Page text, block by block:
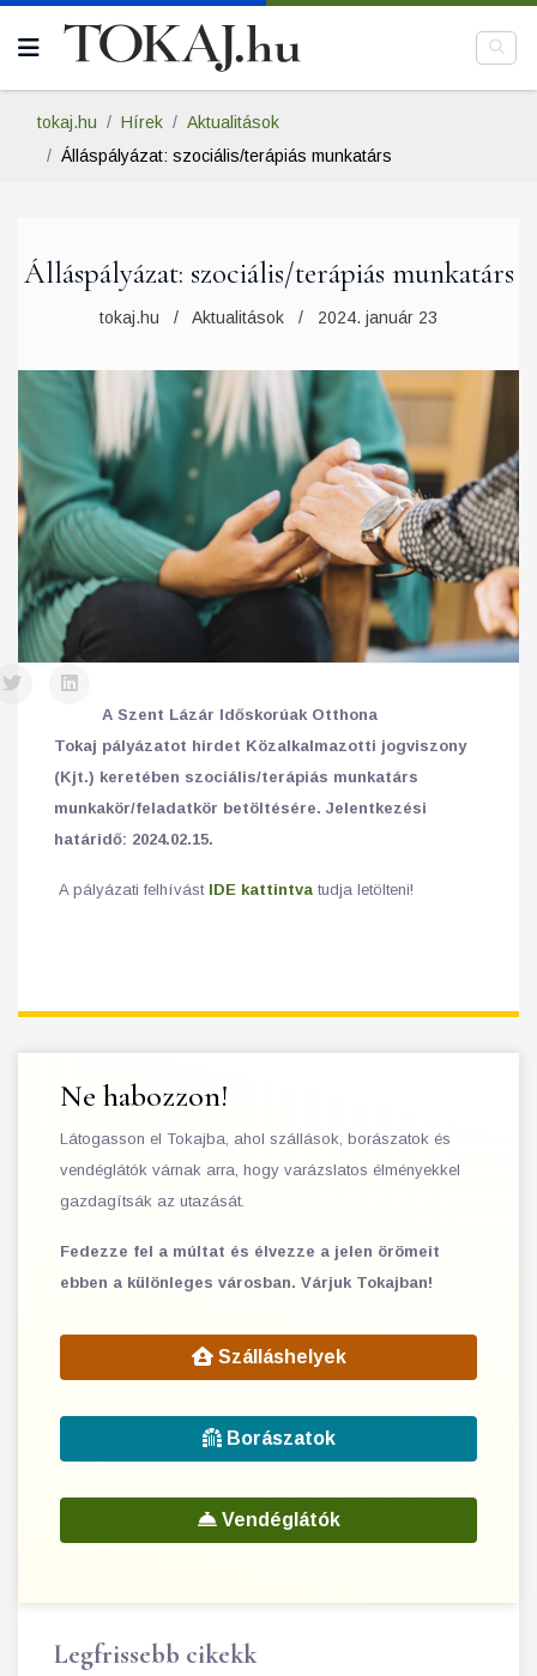
tokaj.hu Hírek
Aktualitások
Álláspályázat: szociális/terápiás munkatárs
Álláspályázat: szociális/terápiás munkatárs
tokaj.hu Aktualitások 2024. január 23
A Szent Lázár Időskorúak Otthona
Tokaj pályázatot hirdet Közalkalmazotti jogviszony
(Kjt.) keretében szociális/terápiás munkatárs
munkakör/feladatkör betöltésére. Jelentkezési
határidő: 2024.02.15.
A pályázati felhívást IDE kattintva tudja letölteni!
Ne habozzon!
Látogasson el Tokajba, ahol szállások, borászatok és
vendéglátók várnak arra, hogy varázslatos élményekkel
gazdagítsák az utazását.
Fedezze fel a múltat és élvezze a jelen örömeit
ebben a különleges városban. Várjuk Tokajban!
Szálláshelyek
Borászatok
Vendéglátók
Legfrissebb cikekk